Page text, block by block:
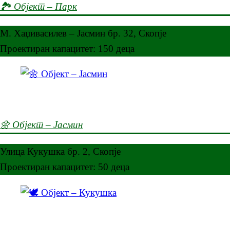
🏞️ Објект – Парк
М. Хаџивасилев – Јасмин бр. 32, Скопје
Проектиран капацитет: 150 деца
🌼 Објект – Јасмин
Улица Кукушка бр. 2, Скопје
Проектиран капацитет: 50 деца